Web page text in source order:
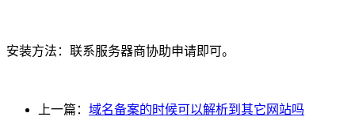
安装方法：联系服务器商协助申请即可。
上一篇： 域名备案的时候可以解析到其它网站吗